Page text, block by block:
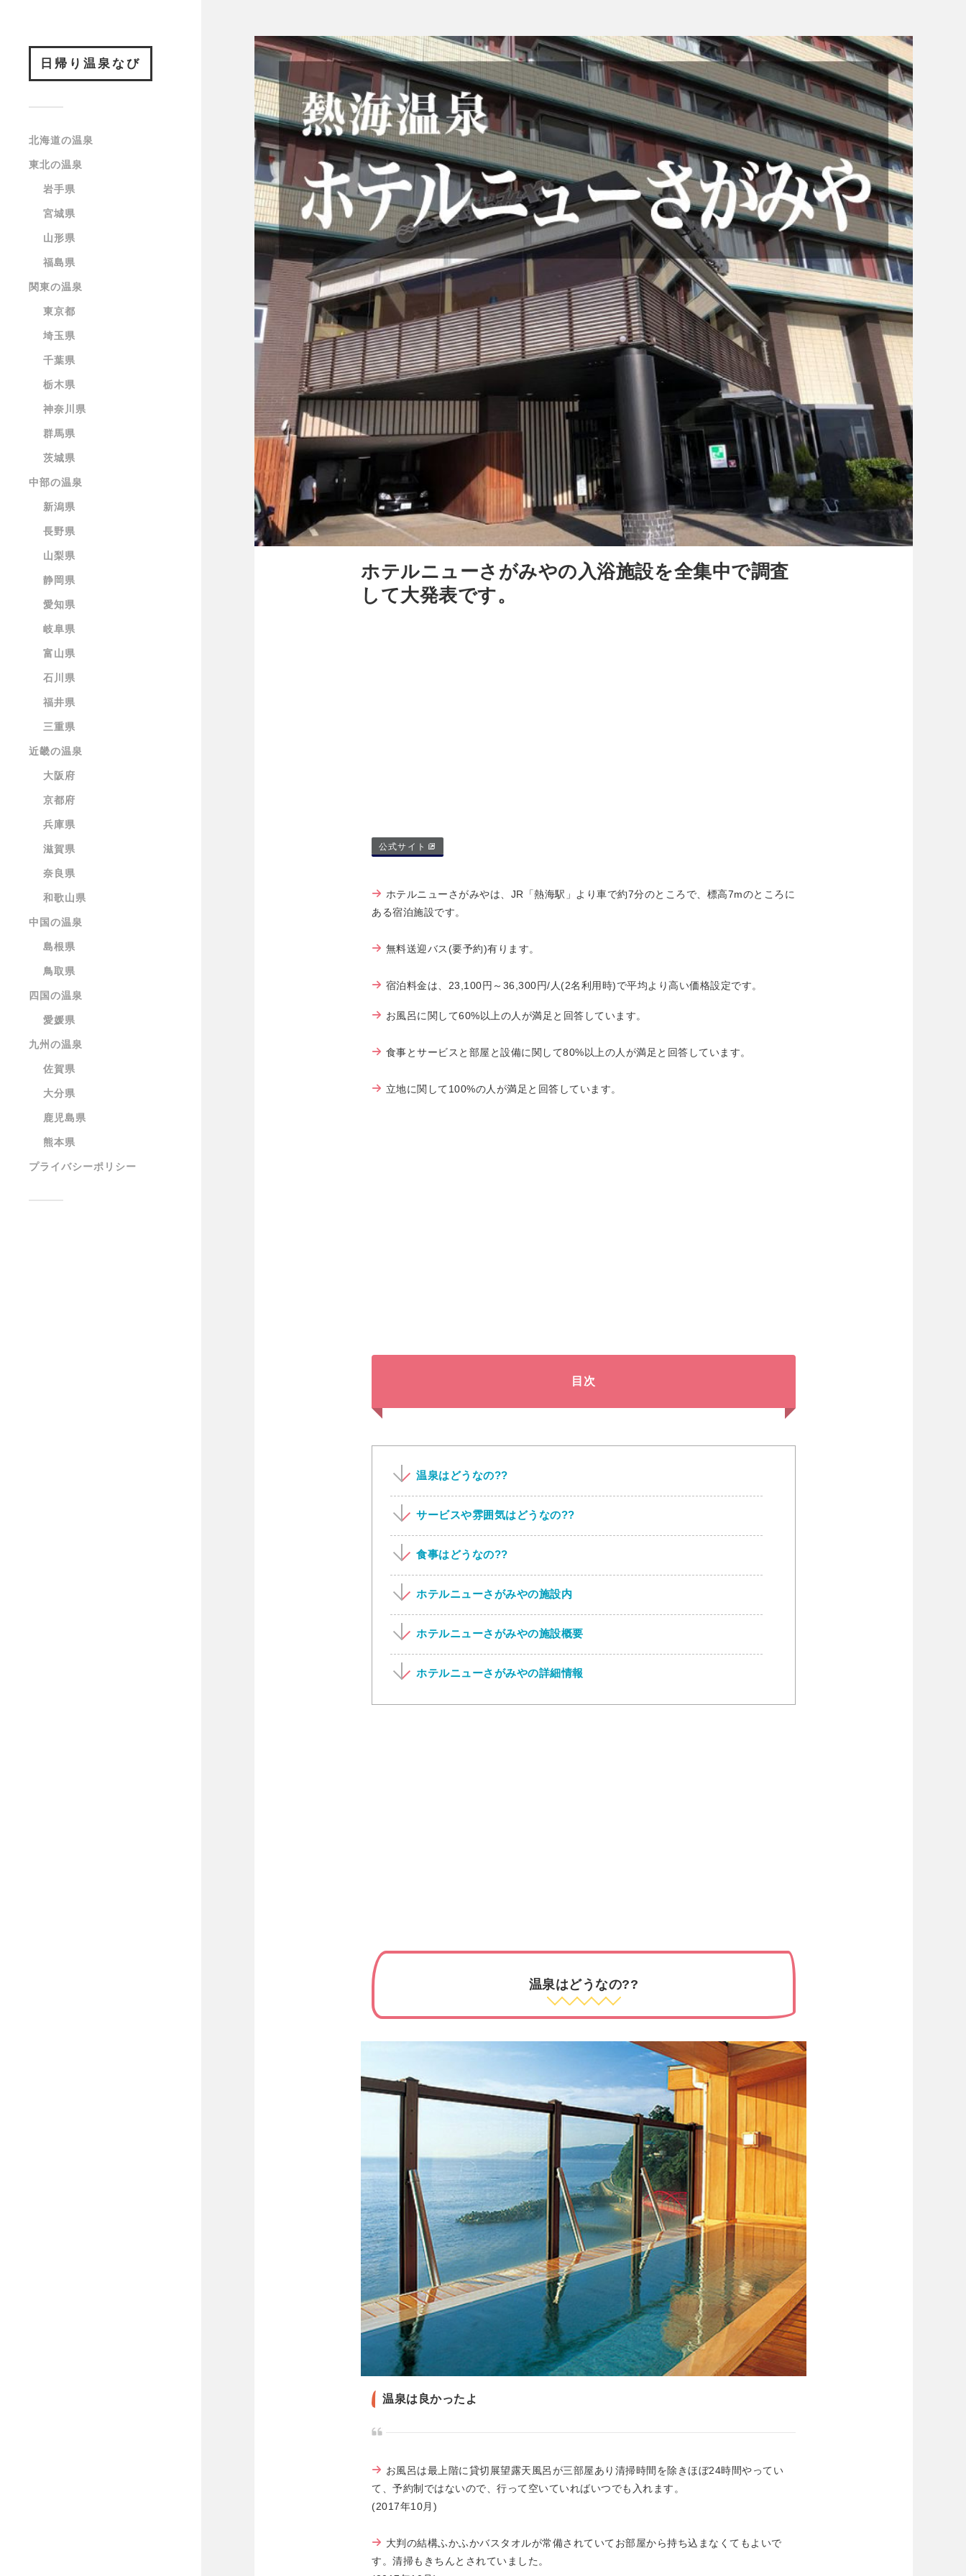
日帰り温泉なび
北海道の温泉
東北の温泉
岩手県
宮城県
山形県
福島県
関東の温泉
東京都
埼玉県
千葉県
栃木県
神奈川県
群馬県
茨城県
中部の温泉
新潟県
長野県
山梨県
静岡県
愛知県
岐阜県
富山県
石川県
福井県
三重県
近畿の温泉
大阪府
京都府
兵庫県
滋賀県
奈良県
和歌山県
中国の温泉
島根県
鳥取県
四国の温泉
愛媛県
九州の温泉
佐賀県
大分県
鹿児島県
熊本県
プライバシーポリシー
ホテルニューさがみやの入浴施設を全集中で調査
して大発表です。
公式サイト
ホテルニューさがみやは、JR「熱海駅」より車で約7分のところで、標高7mのところに
ある宿泊施設です。
無料送迎バス(要予約)有ります。
宿泊料金は、23,100円～36,300円/人(2名利用時)で平均より高い価格設定です。
お風呂に関して60%以上の人が満足と回答しています。
食事とサービスと部屋と設備に関して80%以上の人が満足と回答しています。
立地に関して100%の人が満足と回答しています。
目次
温泉はどうなの??
サービスや雰囲気はどうなの??
食事はどうなの??
ホテルニューさがみやの施設内
ホテルニューさがみやの施設概要
ホテルニューさがみやの詳細情報
温泉はどうなの??
温泉は良かったよ
お風呂は最上階に貸切展望露天風呂が三部屋あり清掃時間を除きほぼ24時間やってい
て、予約制ではないので、行って空いていればいつでも入れます。
(2017年10月)
大判の結構ふかふかバスタオルが常備されていてお部屋から持ち込まなくてもよいで
す。清掃もきちんとされていました。